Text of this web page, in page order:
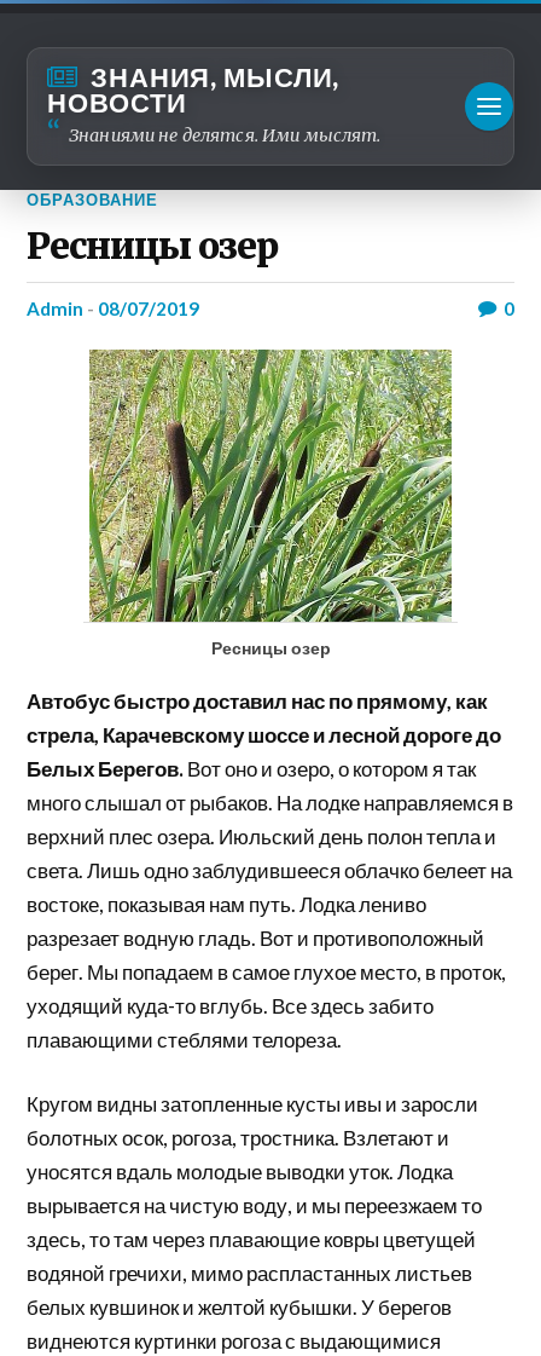
ЗНАНИЯ, МЫСЛИ,
НОВОСТИ
Знаниями не делятся. Ими мыслят.
ОБРАЗОВАНИЕ
Ресницы озер
admin - 08/07/2019 0
Ресницы озер
Автобус быстро доставил нас по прямому, как
стрела, Карачевскому шоссе и лесной дороге до
Белых Берегов.Вот оно и озеро, о котором я так
много слышал от рыбаков. На лодке направляемся в
верхний плес озера. Июльский день полон тепла и
света. Лишь одно заблудившееся облачко белеет на
востоке, показывая нам путь. Лодка лениво
разрезает водную гладь. Вот и противоположный
берег. Мы попадаем в самое глухое место, в проток,
уходящий куда-то вглубь. Все здесь забито
плавающими стеблями телореза.
Кругом видны затопленные кусты ивы и заросли
болотных осок, рогоза, тростника. Взлетают и
уносятся вдаль молодые выводки уток. Лодка
вырывается на чистую воду, и мы переезжаем то
здесь, то там через плавающие ковры цветущей
водяной гречихи, мимо распластанных листьев
белых кувшинок и желтой кубышки. У берегов
виднеются куртинки рогоза с выдающимися